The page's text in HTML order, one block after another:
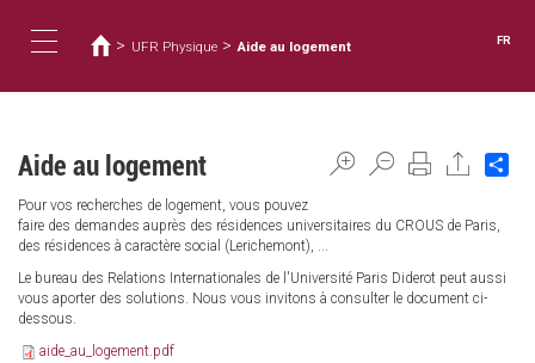
contenu
navigation
êtes
ici
> UFR Physique > Aide au logement FR
Aide au logement
Pour vos recherches de logement, vous pouvez
faire des demandes auprès des résidences universitaires du CROUS de Paris,
des résidences à caractère social (Lerichemont), ...
Le bureau des Relations Internationales de l'Université Paris Diderot peut aussi
vous aporter des solutions. Nous vous invitons à consulter le document ci-
dessous.
aide_au_logement.pdf